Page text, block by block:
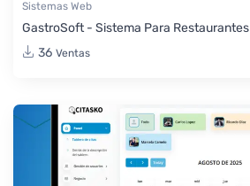
Sistemas Web
GastroSoft - Sistema Para Restaurantes
36 Ventas